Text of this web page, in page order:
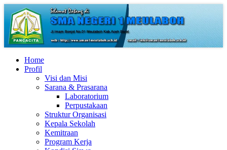
Home
Profil
Visi dan Misi
Sarana & Prasarana
Laboratorium
Perpustakaan
Struktur Organisasi
Kepala Sekolah
Kemitraan
Program Kerja